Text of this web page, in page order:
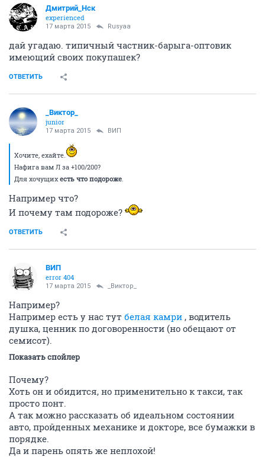
Дмитрий_Нск
experienced
17 марта 2015 Rusyaa
дай угадаю. типичный частник-барыга-оптовик
имеющий своих покупашек?
ОТВЕТИТЬ
_Виктор_
juniоr
17 марта 2015 ВИП
Хочите, ехайте.
Нафига вам Л за +100/200?
Для хочущих есть что подороже
Например что?
И почему там подороже?
ОТВЕТИТЬ
ВИП
error 404
17 марта 2015 _Виктор_
Например?
Например есть у нас тут белая камри , водитель
душка, ценник по договоренности (но обещают от
семисот).
Показать спойлер
Почему?
Хоть он и обидится, но применительно к такси, так
просто понт.
А так можно рассказать об идеальном состоянии
авто, пройденных механике и докторе, все бумажки в
порядке.
Да и парень опять же неплохой!